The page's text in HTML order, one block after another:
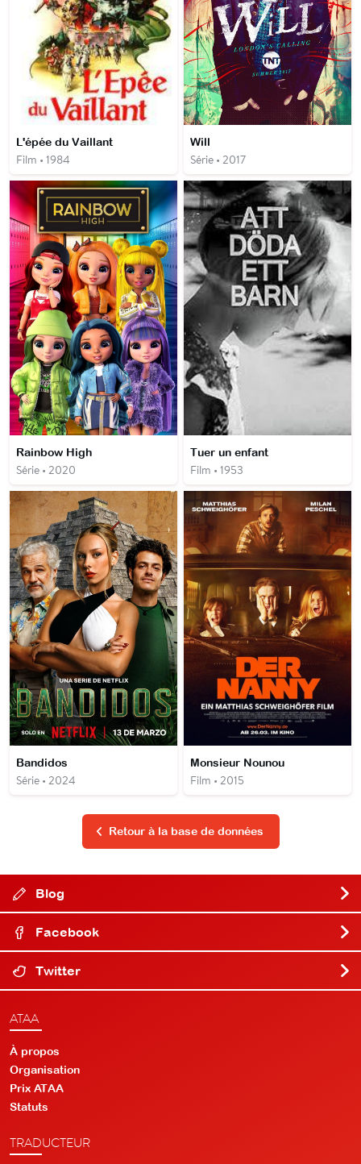
L'épée du Vaillant
Film • 1984
Will
Série • 2017
Rainbow High
Série • 2020
Tuer un enfant
Film • 1953
Bandidos
Série • 2024
Monsieur Nounou
Film • 2015
Retour à la base de données
Blog
Facebook
Twitter
ATAA
À propos
Organisation
Prix ATAA
Statuts
TRADUCTEUR